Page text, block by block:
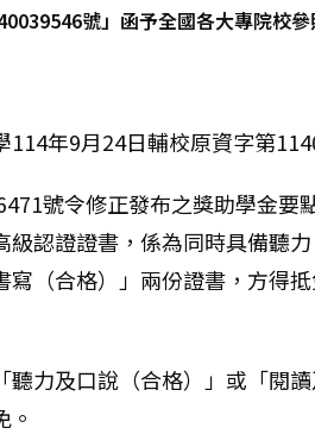
號」函予全國各大專院校參
年9月24日輔校原資字第
號令修正發布之獎助學金
認證證書，係為同時具備聽
（合格）」兩份證書，方得
力及口說（合格）」或「閱